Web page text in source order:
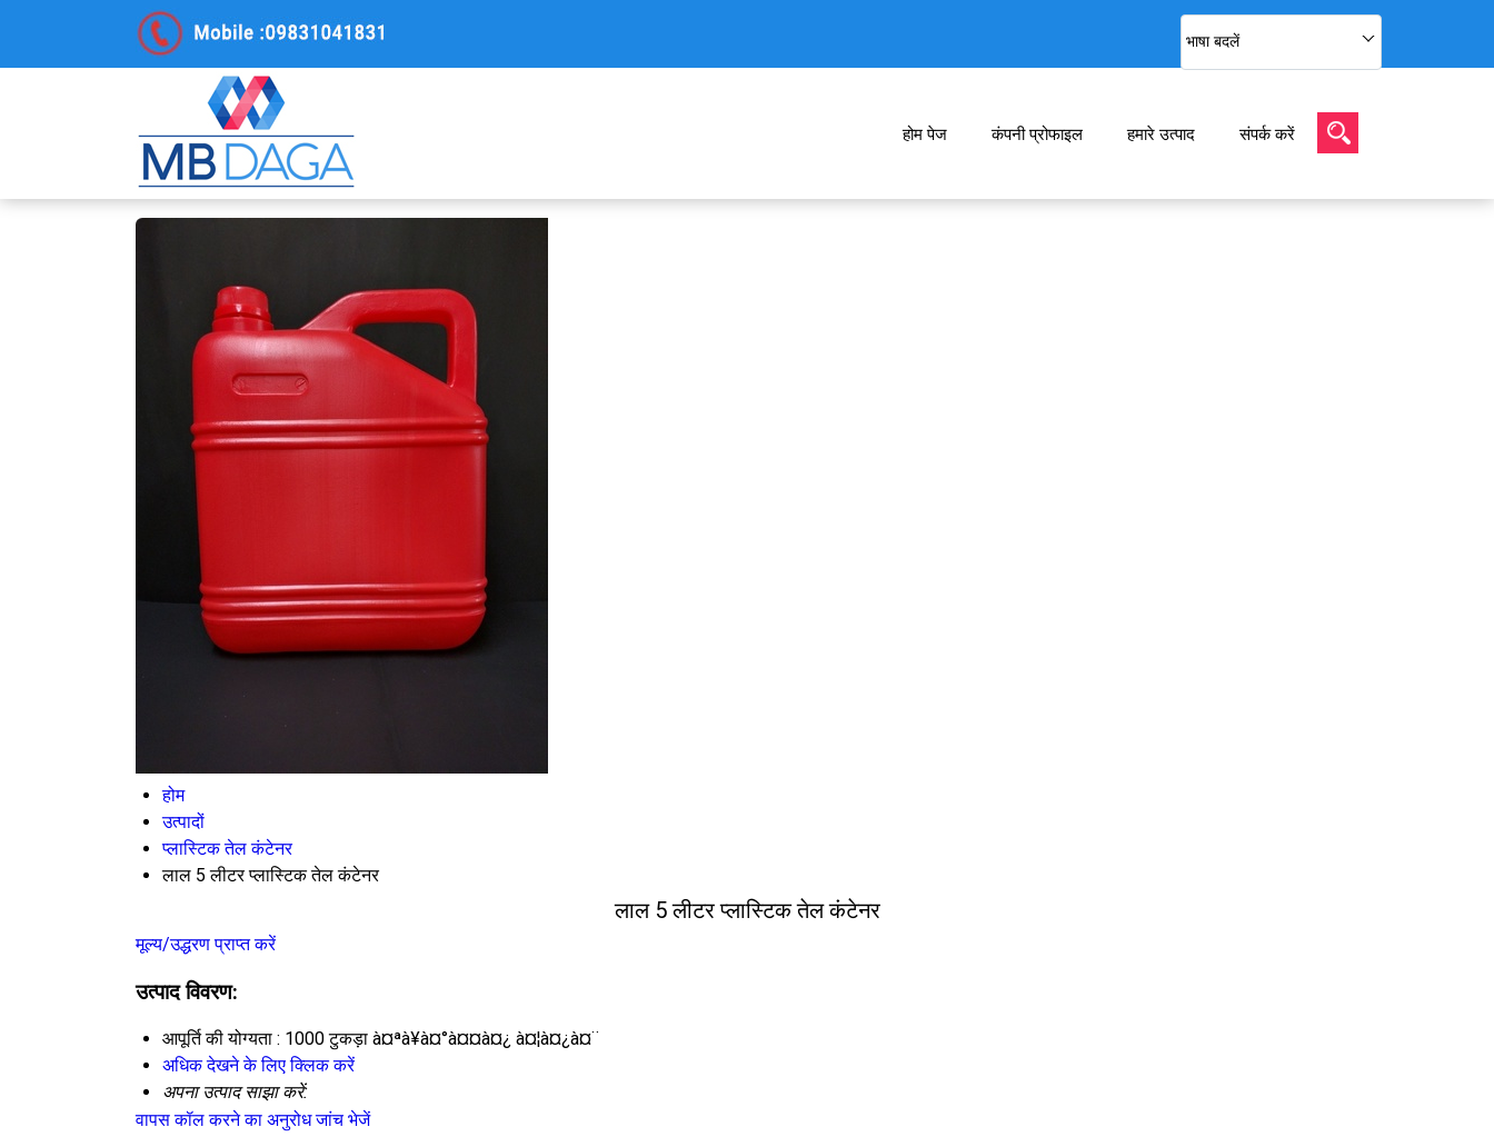
भाषा बदलें
होम पेज कंपनी प्रोफाइल हमारे उत्पाद संपर्क करें
होम
उत्पादों
प्लास्टिक तेल कंटेनर
लाल 5 लीटर प्लास्टिक तेल कंटेनर
लाल 5 लीटर प्लास्टिक तेल कंटेनर
मूल्य/उद्धरण प्राप्त करें
उत्पाद विवरण:
आपूर्ति की योग्यता : 1000 टुकड़ा à¤ªà¥à¤°à¤¤à¤¿ à¤¦à¤¿à¤¨
अधिक देखने के लिए क्लिक करें
अपना उत्पाद साझा करें:
वापस कॉल करने का अनुरोध जांच भेजें